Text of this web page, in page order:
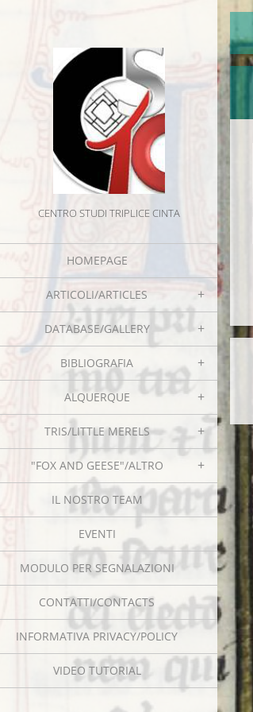
CENTRO STUDI TRIPLICE CINTA
HOMEPAGE
ARTICOLI/ARTICLES
DATABASE/GALLERY
BIBLIOGRAFIA
ALQUERQUE
TRIS/LITTLE MERELS
"FOX AND GEESE"/ALTRO
IL NOSTRO TEAM
EVENTI
MODULO PER SEGNALAZIONI
CONTATTI/CONTACTS
INFORMATIVA PRIVACY/POLICY
VIDEO TUTORIAL